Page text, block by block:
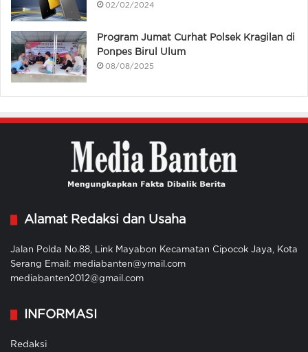
02/02/2024
Program Jumat Curhat Polsek Kragilan di
Ponpes Birul Ulum
08/08/2025
Alamat Redaksi dan Usaha
Jalan Polda No.88, Link Mayabon Kecamatan Cipocok Jaya, Kota
Serang Email: mediabanten@ymail.com
mediabanten2012@gmail.com
INFORMASI
Redaksi